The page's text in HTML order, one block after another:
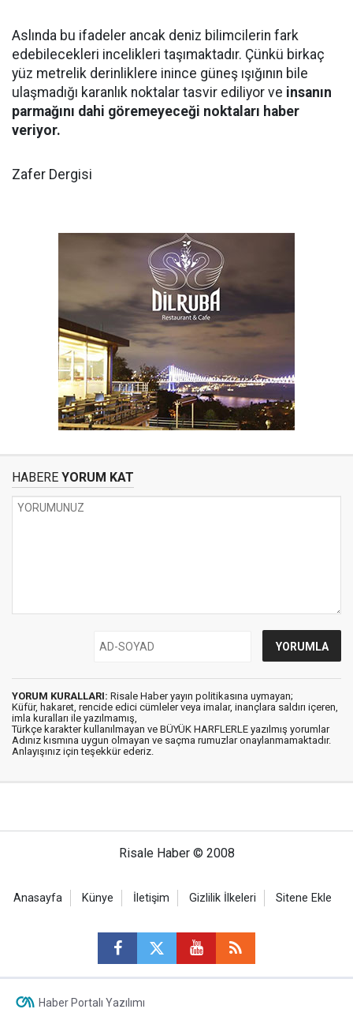
Aslında bu ifadeler ancak deniz bilimcilerin fark
edebilecekleri incelikleri taşımaktadır. Çünkü birkaç
yüz metrelik derinliklere inince güneş ışığının bile
ulaşmadığı karanlık noktalar tasvir ediliyor ve insanın
parmağını dahi göremeyeceği noktaları haber
veriyor.
Zafer Dergisi
HABERE YORUM KAT
YORUM KURALLARI: Risale Haber yayın politikasına uymayan;
Küfür, hakaret, rencide edici cümleler veya imalar, inançlara saldırı içeren,
imla kuralları ile yazılmamış,
Türkçe karakter kullanılmayan ve BÜYÜK HARFLERLE yazılmış yorumlar
Adınız kısmına uygun olmayan ve saçma rumuzlar onaylanmamaktadır.
Anlayışınız için teşekkür ederiz.
Risale Haber © 2008
Anasayfa Künye İletişim Gizlilik İlkeleri Sitene Ekle
Haber Portalı Yazılımı